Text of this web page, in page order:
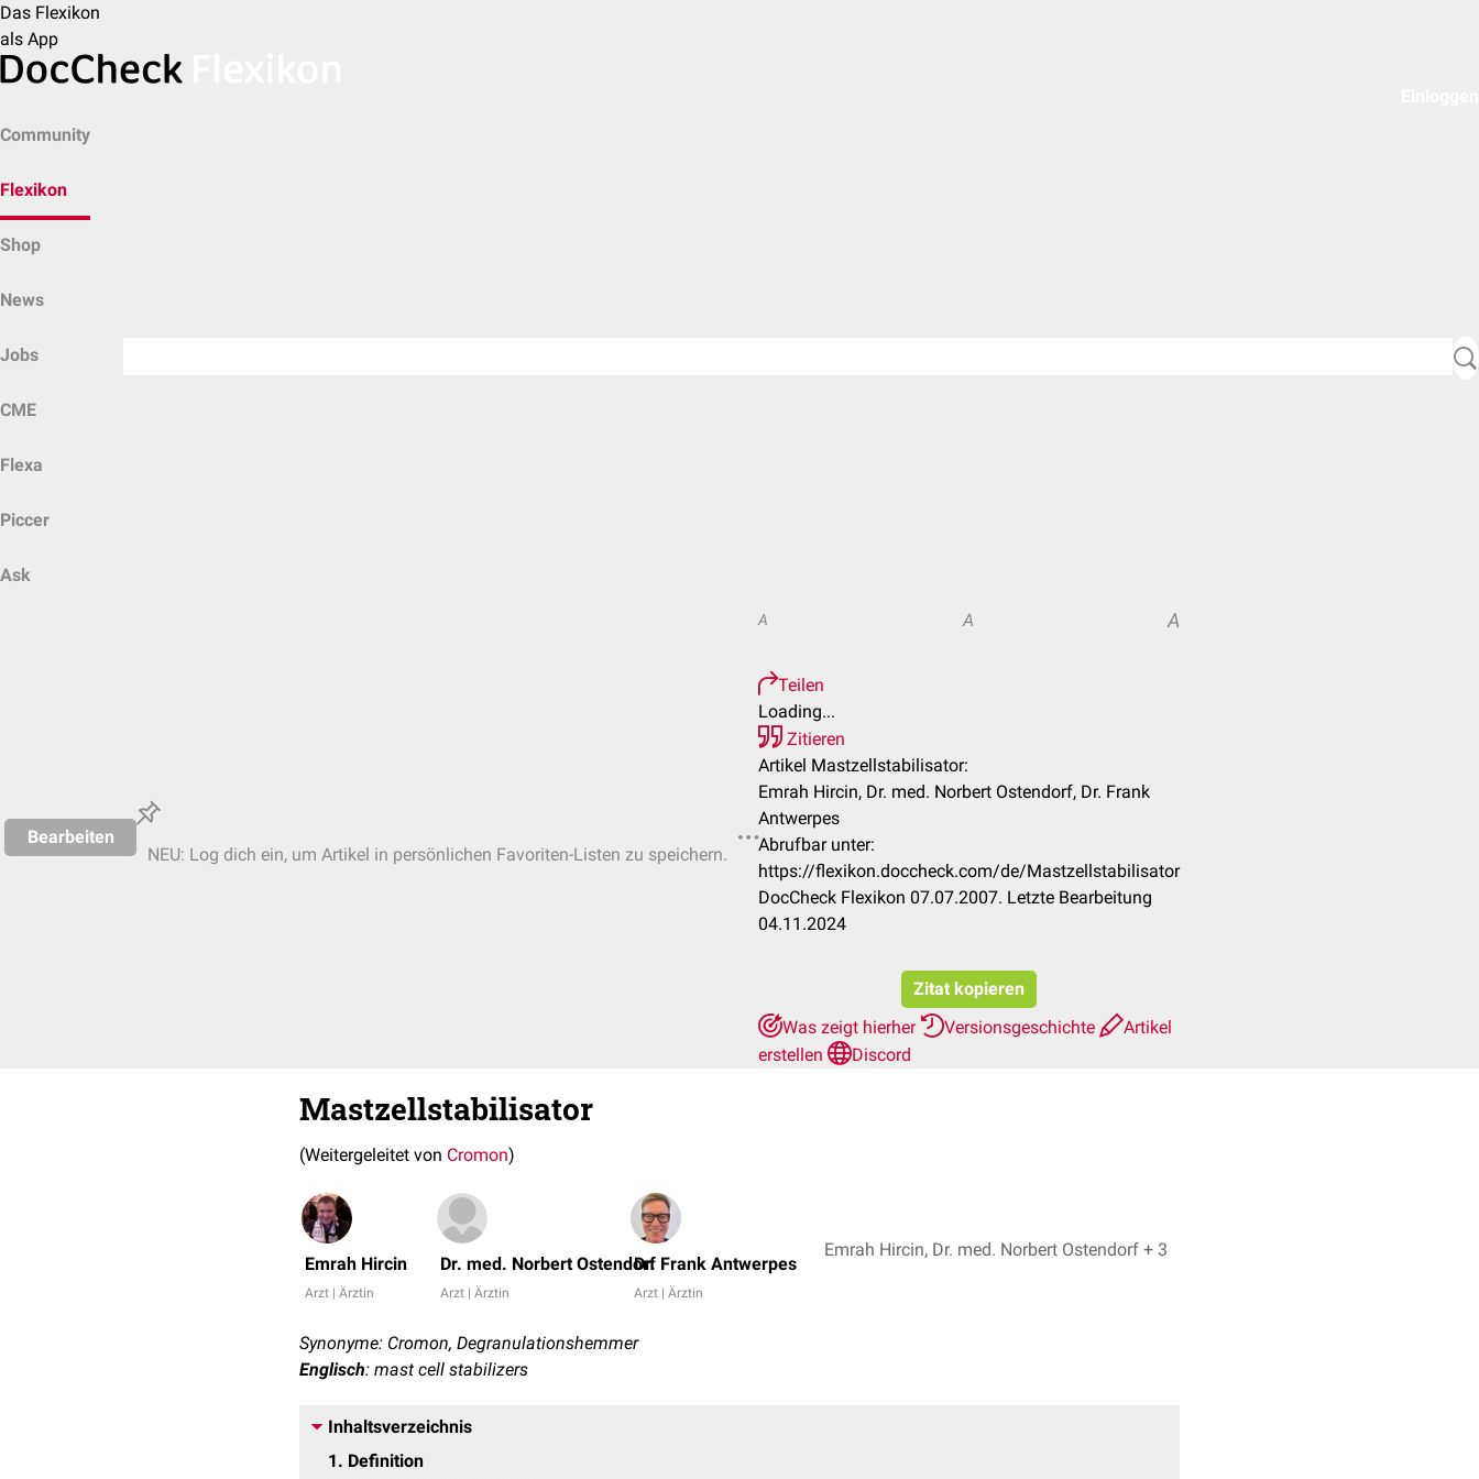
Das Flexikon
als App
Community
Flexikon
Shop
News
Jobs
CME
Flexa
Piccer
Ask
Bearbeiten
NEU: Log dich ein, um Artikel in persönlichen Favoriten-Listen zu speichern.
A A A
Teilen
Loading...
Zitieren
Artikel Mastzellstabilisator:
Emrah Hircin, Dr. med. Norbert Ostendorf, Dr. Frank
Antwerpes
Abrufbar unter:
https://flexikon.doccheck.com/de/Mastzellstabilisator
DocCheck Flexikon 07.07.2007. Letzte Bearbeitung
04.11.2024
Zitat kopieren
Was zeigt hierher
Versionsgeschichte
Artikel
erstellen
Discord
Mastzellstabilisator
(Weitergeleitet von Cromon)
Emrah Hircin
Arzt | Ärztin
Dr. med. Norbert Ostendorf
Arzt | Ärztin
Dr. Frank Antwerpes
Arzt | Ärztin
Emrah Hircin, Dr. med. Norbert Ostendorf + 3
Synonyme: Cromon, Degranulationshemmer
Englisch: mast cell stabilizers
Inhaltsverzeichnis
1
Definition